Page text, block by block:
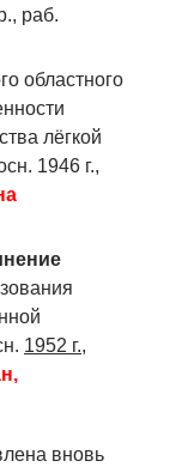
раб.
областного
лёгкой
1946 г.,
1952 г.,
вновь